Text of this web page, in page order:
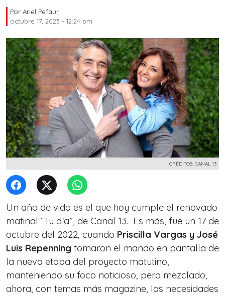
Por Ariel Pefaur
octubre 17, 2023 - 12:24 pm
CRÉDITOS: CANAL 13
Un año de vida es el que hoy cumple el renovado
matinal “Tu día”, de Canal 13. Es más, fue un 17 de
octubre del 2022, cuando Priscilla Vargas y José
Luis Repenning tomaron el mando en pantalla de
la nueva etapa del proyecto matutino,
manteniendo su foco noticioso, pero mezclado,
ahora, con temas más magazine, las necesidades